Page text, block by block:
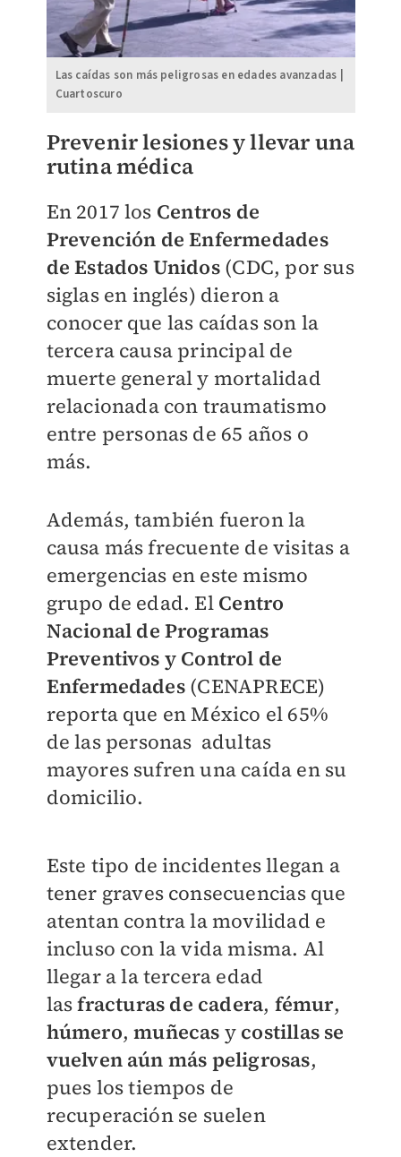
Las caídas son más peligrosas en edades avanzadas |
Cuartoscuro
Prevenir lesiones y llevar una
rutina médica
En 2017 los Centros de
Prevención de Enfermedades
de Estados Unidos (CDC, por sus
siglas en inglés) dieron a
conocer que las caídas son la
tercera causa principal de
muerte general y mortalidad
relacionada con traumatismo
entre personas de 65 años o
más.
Además, también fueron la
causa más frecuente de visitas a
emergencias en este mismo
grupo de edad. El Centro
Nacional de Programas
Preventivos y Control de
Enfermedades(CENAPRECE)
reporta que en México el 65%
de las personas adultas
mayores sufren una caída en su
domicilio.
Este tipo de incidentes llegan a
tener graves consecuencias que
atentan contra la movilidad e
incluso con la vida misma. Al
llegar a la tercera edad
lasfracturas de cadera, fémur,
húmero,muñecas y costillas se
vuelven aún más peligrosas,
pues los tiempos de
recuperación se suelen
extender.